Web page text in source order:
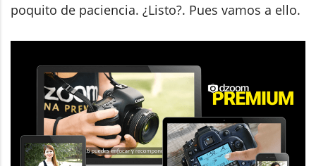
poquito de paciencia. ¿Listo?. Pues vamos a ello.